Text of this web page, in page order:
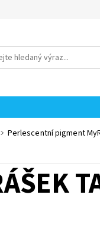
Perlescentní pigment